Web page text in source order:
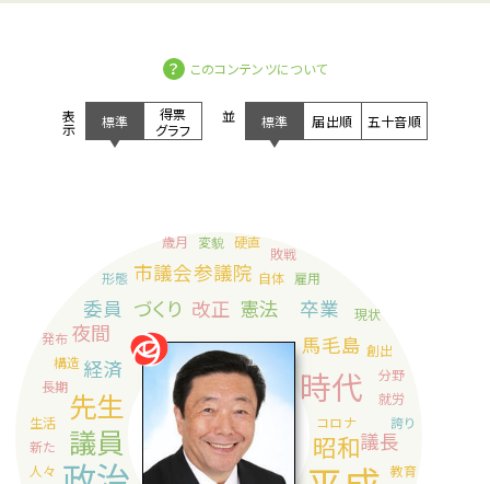
このコンテンツについて
表示 標準
得票
グラフ
並び 標準 届出順 五十音順